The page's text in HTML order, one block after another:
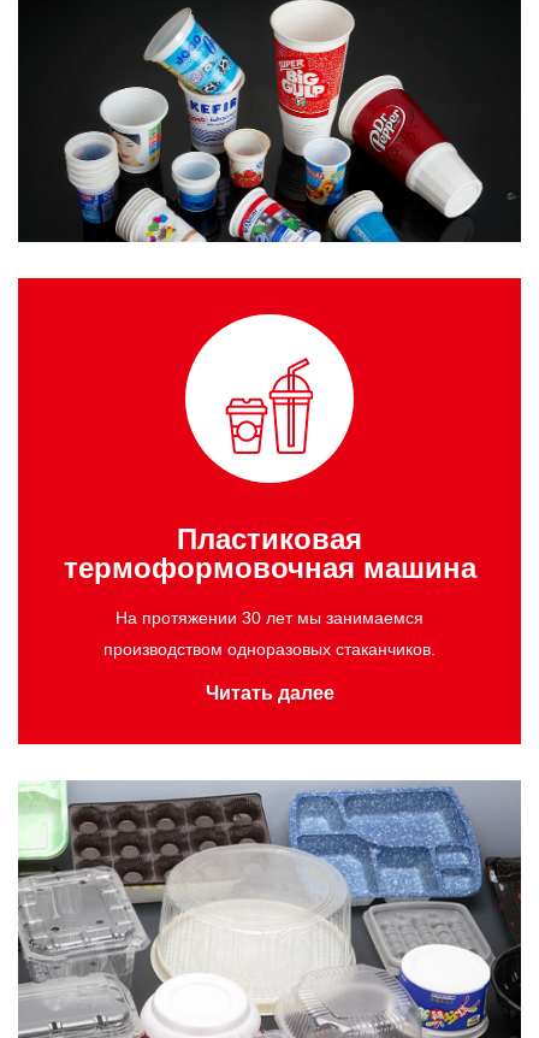
Пластиковая
термоформовочная машина
На протяжении 30 лет мы занимаемся
производством одноразовых стаканчиков.
Читать далее